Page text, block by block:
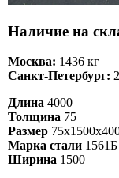
Наличие на
Москва: 1436 кг
Санкт-Петербург:
Длина 4000
Толщина 75
Размер
Марка стали 1561Б
Ширина 1500